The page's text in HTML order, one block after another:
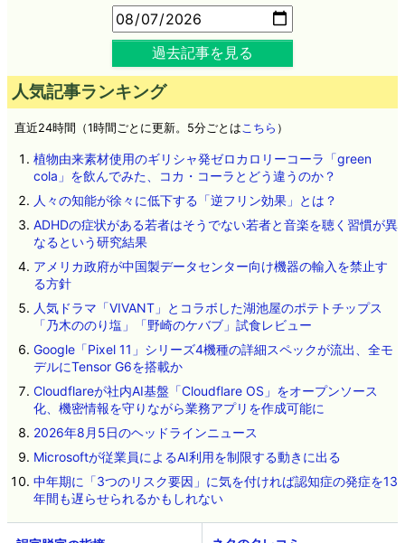
過去記事を見る
人気記事ランキング
直近24時間（1時間ごとに更新。5分ごとは こちら ）
植物由来素材使用のギリシャ発ゼロカロリーコーラ「green
cola」を飲んでみた、コカ・コーラとどう違うのか？
人々の知能が徐々に低下する「逆フリン効果」とは？
ADHDの症状がある若者はそうでない若者と音楽を聴く習慣が異
なるという研究結果
アメリカ政府が中国製データセンター向け機器の輸入を禁止す
る方針
人気ドラマ「VIVANT」とコラボした湖池屋のポテトチップス
「乃木ののり塩」「野崎のケバブ」試食レビュー
Google「Pixel 11」シリーズ4機種の詳細スペックが流出、全モ
デルにTensor G6を搭載か
Cloudflareが社内AI基盤「Cloudflare OS」をオープンソース
化、機密情報を守りながら業務アプリを作成可能に
2026年8月5日のヘッドラインニュース
Microsoftが従業員によるAI利用を制限する動きに出る
中年期に「3つのリスク要因」に気を付ければ認知症の発症を13
年間も遅らせられるかもしれない